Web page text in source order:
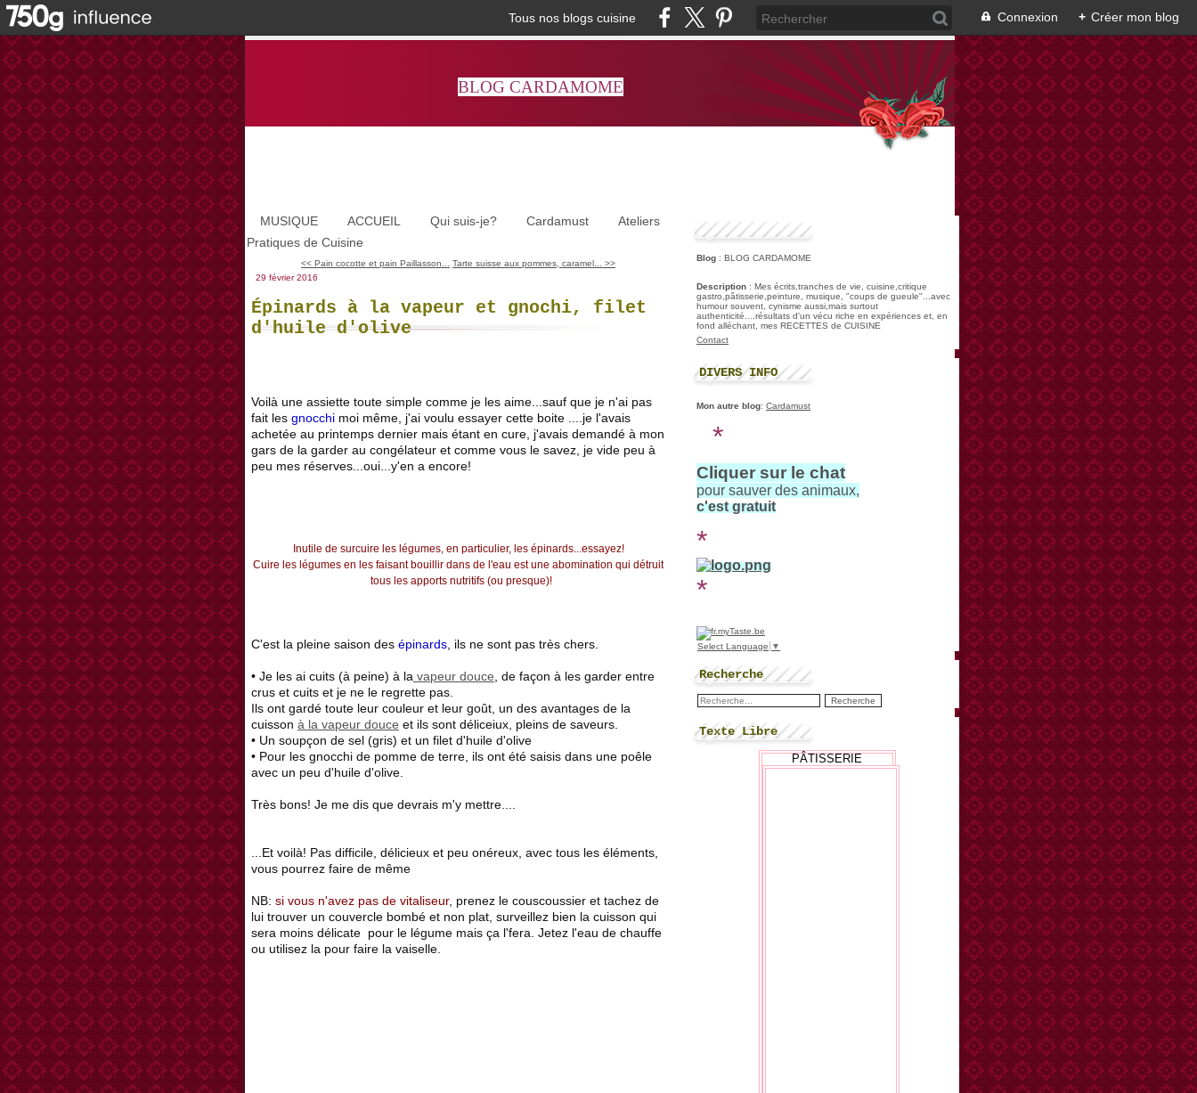
Tous nos blogs cuisine Connexion + Créer mon blog
BLOG CARDAMOME
MUSIQUE ACCUEIL Qui suis-je? Cardamust
Ateliers
Pratiques de Cuisine
<< Pain cocotte et pain Paillasson...
Tarte suisse aux pommes, caramel... >>
29 février 2016
Épinards à la vapeur et gnochi, filet
d'huile d'olive
Voilà une assiette toute simple comme je les aime...sauf que je n'ai pas
fait les gnocchi moi même, j'ai voulu essayer cette boite ....je l'avais
achetée au printemps dernier mais étant en cure, j'avais demandé à mon
gars de la garder au congélateur et comme vous le savez, je vide peu à
peu mes réserves...oui...y'en a encore!
Inutile de surcuire les légumes, en particulier, les épinards...essayez!
Cuire les légumes en les faisant bouillir dans de l'eau est une abomination qui détruit
tous les apports nutritifs (ou presque)!
C'est la pleine saison des épinards , ils ne sont pas très chers.
• Je les ai cuits (à peine) à la vapeur douce , de façon à les garder entre
crus et cuits et je ne le regrette pas.
Ils ont gardé toute leur couleur et leur goût, un des avantages de la
cuisson à la vapeur douce et ils sont déliceiux, pleins de saveurs.
• Un soupçon de sel (gris) et un filet d'huile d'olive
• Pour les gnocchi de pomme de terre, ils ont été saisis dans une poêle
avec un peu d'huile d'olive.
Très bons! Je me dis que devrais m'y mettre....
...Et voilà! Pas difficile, délicieux et peu onéreux, avec tous les éléments,
vous pourrez faire de même
NB: si vous n'avez pas de vitaliseur, prenez le couscoussier et tachez de
lui trouver un couvercle bombé et non plat, surveillez bien la cuisson qui
sera moins délicate pour le légume mais ça l'fera. Jetez l'eau de chauffe
ou utilisez la pour faire la vaiselle.
Blog : BLOG CARDAMOME
Description : Mes écrits,tranches de vie, cuisine,critique
gastro,pâtisserie,peinture, musique, "coups de gueule"...avec
humour souvent, cynisme aussi,mais surtout
authenticité....résultats d'un vécu riche en expériences et, en
fond alléchant, mes RECETTES de CUISINE
Contact
DIVERS INFO
Mon autre blog: Cardamust
*
Cliquer sur le chat
pour sauver des animaux,
c'est gratuit
*
*
Select Language ▼
Recherche
Texte Libre
PÂTISSERIE